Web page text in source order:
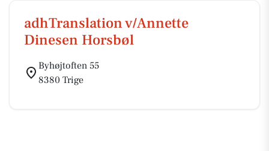
adhTranslation v/Annette
Dinesen Horsbøl
Byhøjtoften 55
8380 Trige